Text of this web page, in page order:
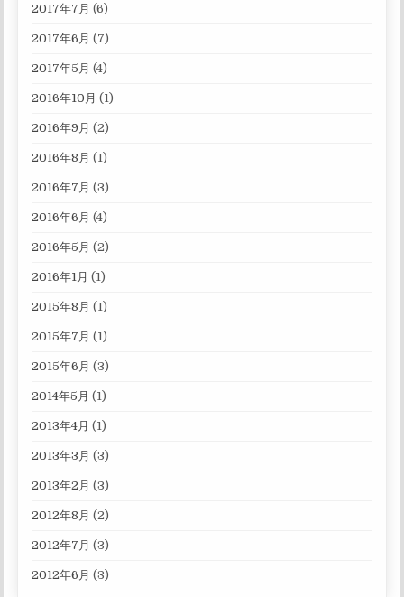
2017年7月 (6)
2017年6月 (7)
2017年5月 (4)
2016年10月 (1)
2016年9月 (2)
2016年8月 (1)
2016年7月 (3)
2016年6月 (4)
2016年5月 (2)
2016年1月 (1)
2015年8月 (1)
2015年7月 (1)
2015年6月 (3)
2014年5月 (1)
2013年4月 (1)
2013年3月 (3)
2013年2月 (3)
2012年8月 (2)
2012年7月 (3)
2012年6月 (3)